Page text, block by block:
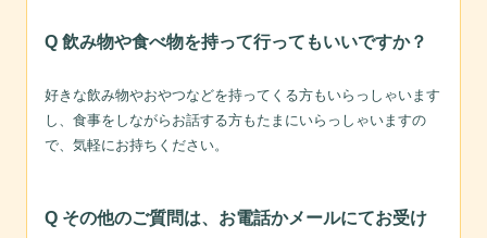
Q 飲み物や食べ物を持って行ってもいいですか？
好きな飲み物やおやつなどを持ってくる方もいらっしゃいます
し、食事をしながらお話する方もたまにいらっしゃいますの
で、気軽にお持ちください。
Q その他のご質問は、お電話かメールにてお受け